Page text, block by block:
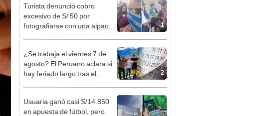
1
Turista denunció cobro
excesivo de S/ 50 por
fotografiarse con una alpaca
2
¿Se trabaja el viernes 7 de
agosto? El Peruano aclara si
hay feriado largo tras el
Usuaria ganó casi S/14.850
en apuesta de fútbol, pero